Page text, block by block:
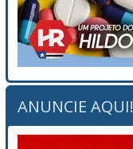
ANUNCIE AQUI!